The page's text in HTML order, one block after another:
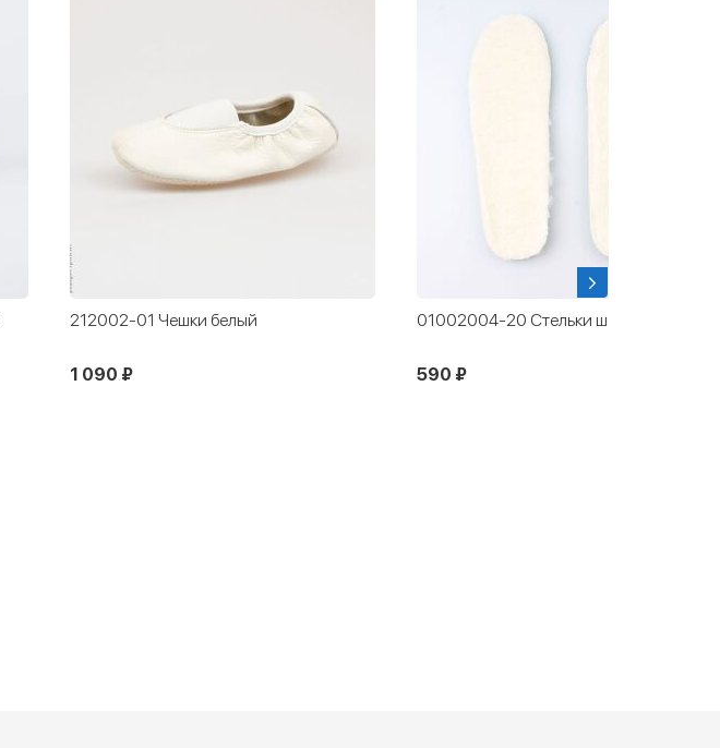
212002-01 Чешки белый
1 090 ₽
01002004-20 Стельки шерстяные
590 ₽